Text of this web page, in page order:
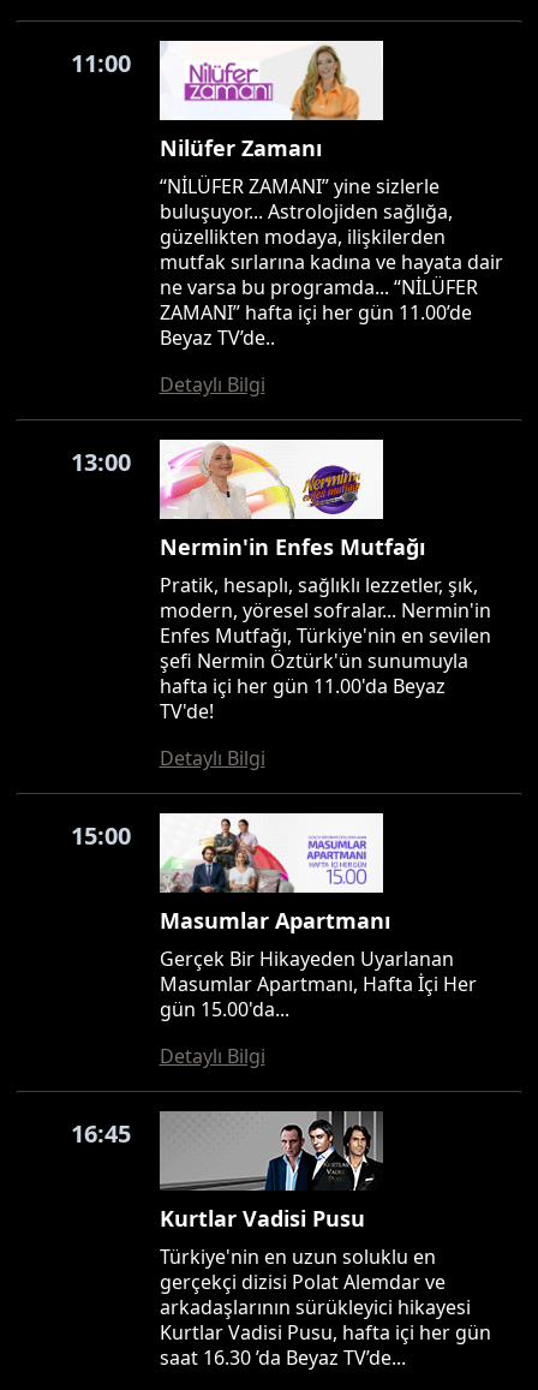
11:00
Nilüfer Zamanı
“NİLÜFER ZAMANI” yine sizlerle
buluşuyor... Astrolojiden sağlığa,
güzellikten modaya, ilişkilerden
mutfak sırlarına kadına ve hayata dair
ne varsa bu programda... “NİLÜFER
ZAMANI” hafta içi her gün 11.00’de
Beyaz TV’de..
Detaylı Bilgi
13:00
Nermin'in Enfes Mutfağı
Pratik, hesaplı, sağlıklı lezzetler, şık,
modern, yöresel sofralar... Nermin'in
Enfes Mutfağı, Türkiye'nin en sevilen
şefi Nermin Öztürk'ün sunumuyla
hafta içi her gün 11.00'da Beyaz
TV'de!
Detaylı Bilgi
15:00
Masumlar Apartmanı
Gerçek Bir Hikayeden Uyarlanan
Masumlar Apartmanı, Hafta İçi Her
gün 15.00'da...
Detaylı Bilgi
16:45
Kurtlar Vadisi Pusu
Türkiye'nin en uzun soluklu en
gerçekçi dizisi Polat Alemdar ve
arkadaşlarının sürükleyici hikayesi
Kurtlar Vadisi Pusu, hafta içi her gün
saat 16.30 ’da Beyaz TV’de...